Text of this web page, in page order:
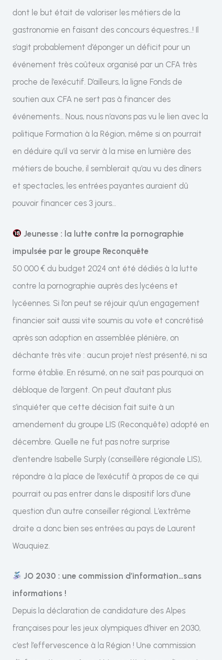
dont le but était de valoriser les métiers de la
gastronomie en faisant des concours équestres…! Il
s’agit probablement d’éponger un déficit pour un
événement très coûteux organisé par un CFA très
proche de l’exécutif. D’ailleurs, la ligne Fonds de
soutien aux CFA ne sert pas à financer des
événements… Nous, nous n’avons pas vu le lien avec la
politique Formation à la Région, même si on pourrait
en déduire qu’il va servir à la mise en lumière des
métiers de bouche, il semblerait qu’au vu des dîners
et spectacles, les entrées payantes auraient dû
pouvoir financer ces 3 jours…
Jeunesse : la lutte contre la pornographie
impulsée par le groupe Reconquête
50 000 € du budget 2024 ont été dédiés à la lutte
contre la pornographie auprès des lycéens et
lycéennes. Si l’on peut se réjouir qu’un engagement
financier soit aussi vite soumis au vote et concrétisé
après son adoption en assemblée plénière, on
déchante très vite : aucun projet n’est présenté, ni sa
forme établie. En résumé, on ne sait pas pourquoi on
débloque de l’argent. On peut d’autant plus
s’inquiéter que cette décision fait suite à un
amendement du groupe LIS (Reconquête) adopté en
décembre. Quelle ne fut pas notre surprise
d’entendre Isabelle Surply (conseillère régionale LIS),
répondre à la place de l’exécutif à propos de ce qui
pourrait ou pas entrer dans le dispositif lors d’une
question d’un autre conseiller régional. L’extrême
droite a donc bien ses entrées au pays de Laurent
Wauquiez.
JO 2030 : une commission d’information…sans
informations !
Depuis la déclaration de candidature des Alpes
françaises pour les jeux olympiques d’hiver en 2030,
c’est l’effervescence à la Région ! Une commission